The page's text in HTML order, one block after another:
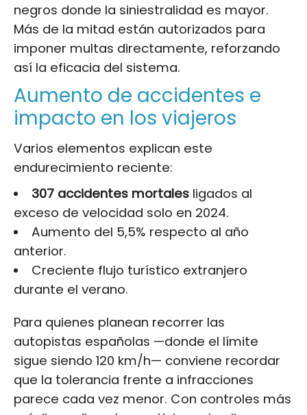
negros donde la siniestralidad es mayor.
Más de la mitad están autorizados para
imponer multas directamente, reforzando
así la eficacia del sistema.
Aumento de accidentes e
impacto en los viajeros
Varios elementos explican este
endurecimiento reciente:
307 accidentes mortalesligados al
exceso de velocidad solo en 2024.
Aumento del 5,5% respecto al año
anterior.
Creciente flujo turístico extranjero
durante el verano.
Para quienes planean recorrer las
autopistas españolas —donde el límite
sigue siendo 120 km/h— conviene recordar
que la tolerancia frente a infracciones
parece cada vez menor. Con controles más